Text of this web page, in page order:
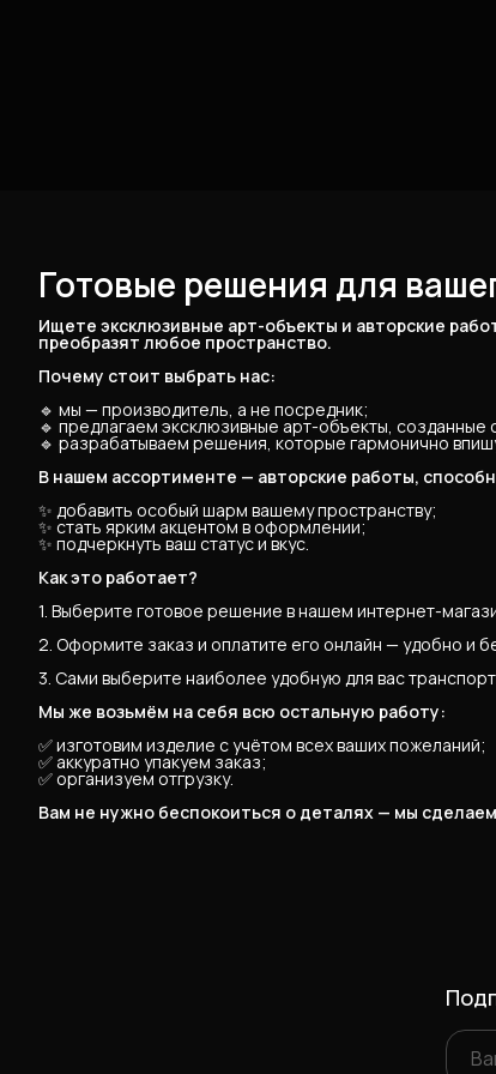
Готовые решения для
Ищете эксклюзивные арт-объекты и авторские
преобразят любое пространство.
Почему стоит выбрать нас:
🔹 мы — производитель, а не посредник;
🔹 предлагаем эксклюзивные арт-объекты,
🔹 разрабатываем решения, которые гармонично
В нашем ассортименте — авторские работы,
✨ добавить особый шарм вашему пространству;
✨ стать ярким акцентом в оформлении;
✨ подчеркнуть ваш статус и вкус.
Как это работает?
1. Выберите готовое решение в нашем интернет-
2. Оформите заказ и оплатите его онлайн — удобно и
3. Сами выберите наиболее удобную для вас
Мы же возьмём на себя всю остальную работу:
✅ изготовим изделие с учётом всех ваших пожеланий;
✅ аккуратно упакуем заказ;
✅ организуем отгрузку.
Вам не нужно беспокоиться о деталях — мы